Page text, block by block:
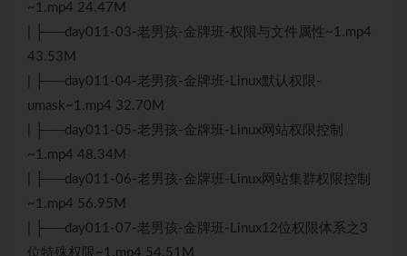
~1.mp4 24.47M
| ├──day011-03-老男孩-金牌班-权限与文件属性~1.mp4
43.53M
| ├──day011-04-老男孩-金牌班-Linux默认权限-
umask~1.mp4 32.70M
| ├──day011-05-老男孩-金牌班-Linux网站权限控制
~1.mp4 48.34M
| ├──day011-06-老男孩-金牌班-Linux网站集群权限控制
~1.mp4 56.95M
| ├──day011-07-老男孩-金牌班-Linux12位权限体系之3
位特殊权限~1.mp4 54.51M